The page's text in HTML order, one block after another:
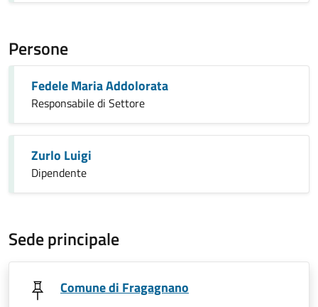
Persone
Fedele Maria Addolorata
Responsabile di Settore
Zurlo Luigi
Dipendente
Sede principale
Comune di Fragagnano